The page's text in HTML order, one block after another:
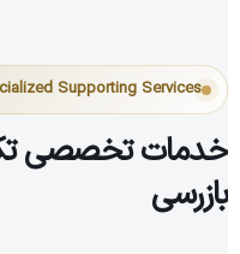
Supporting Services
خدمات تخصصی
بازرسی